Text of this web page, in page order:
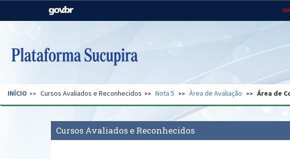
Casa Civil
Pecuária e Abastecimento
Ministério do
Regional
Secretaria de Governo Gabinete de Segurança Advocacia-Geral
INÍCIO Cursos Avaliados e Reconhecidos Nota 5 Área de Avaliação Área de
Cursos Avaliados e Reconhecidos